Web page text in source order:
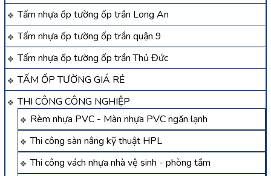
Tấm nhựa ốp tường ốp trần Long An
Tấm nhựa ốp tường ốp trần quận 9
Tấm nhựa ốp tường ốp trần Thủ Đức
TẤM ỐP TƯỜNG GIÁ RẺ
THI CÔNG CÔNG NGHIỆP
Rèm nhựa PVC - Màn nhựa PVC ngăn lạnh
Thi công sàn nâng kỹ thuật HPL
Thi công vách nhựa nhà vệ sinh - phòng tắm